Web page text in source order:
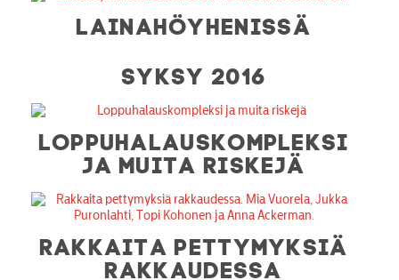
LAINAHÖYHENISSÄ
SYKSY 2016
LOPPUHALAUSKOMPLEKSI
JA MUITA RISKEJÄ
RAKKAITA PETTYMYKSIÄ
RAKKAUDESSA